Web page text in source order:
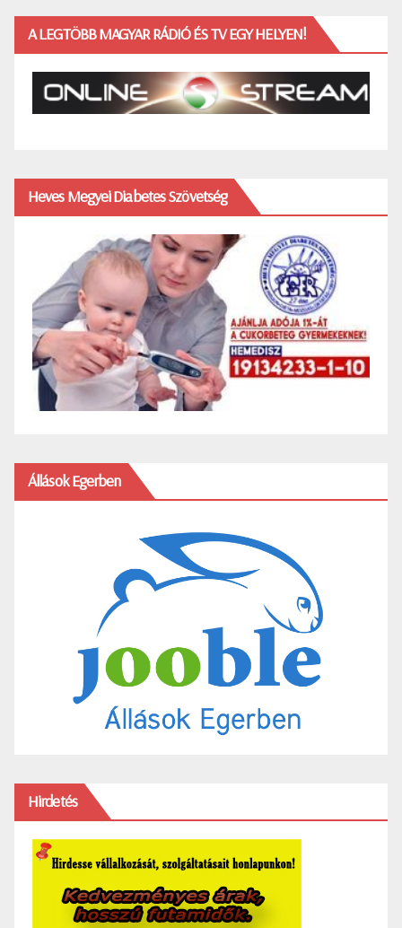
A LEGTÖBB MAGYAR RÁDIÓ ÉS TV EGY HELYEN!
Heves Megyei Diabetes Szövetség
Állások Egerben
Hirdetés